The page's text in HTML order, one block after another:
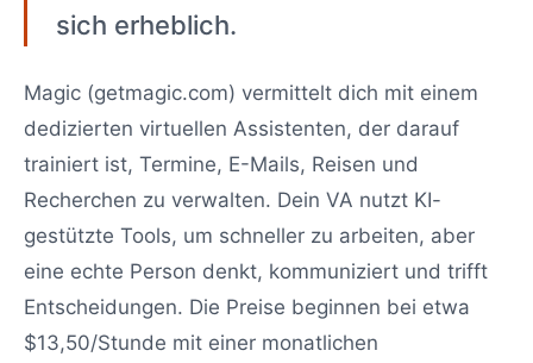
sich erheblich.
Magic (getmagic.com) vermittelt dich mit einem
dedizierten virtuellen Assistenten, der darauf
trainiert ist, Termine, E-Mails, Reisen und
Recherchen zu verwalten. Dein VA nutzt KI-
gestützte Tools, um schneller zu arbeiten, aber
eine echte Person denkt, kommuniziert und trifft
Entscheidungen. Die Preise beginnen bei etwa
$13,50/Stunde mit einer monatlichen